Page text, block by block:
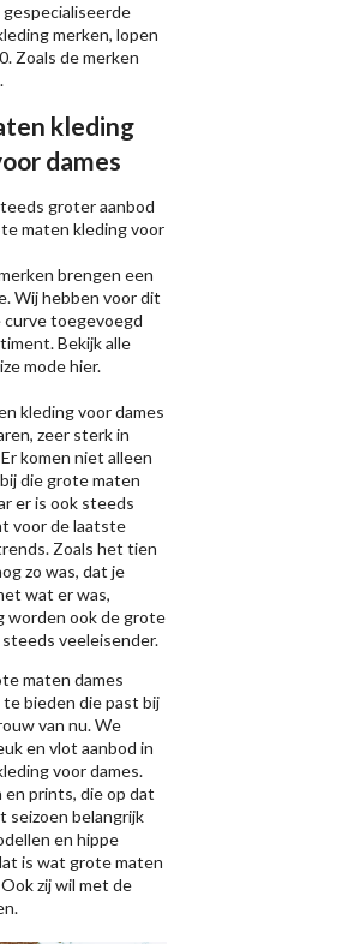
gespecialiseerde
merken, lopen
Zoals de merken
kleding
dames
groter aanbod
maten kleding voor
brengen een
Wij hebben voor dit
curve toegevoegd
Bekijk alle
modehier.
kleding voor dames
zeer sterk in
komen niet alleen
die grote maten
er is ook steeds
voor de laatste
Zoals het tien
zo was, dat je
wat er was,
worden ook de grote
veeleisender.
maten dames
bieden die past bij
van nu. We
en vlot aanbod in
voor dames.
en prints, die op dat
seizoen belangrijk
en hippe
is wat grote maten
zij wil met de